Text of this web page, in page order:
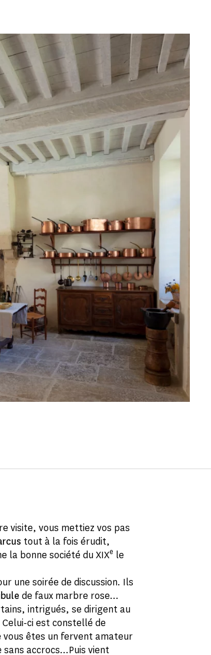
visite, vous mettiez vos pas
tout à la fois érudit,
la bonne société du XIXe le
une soirée de discussion. Ils
de faux marbre rose…
intrigués, se dirigent au
Celui-ci est constellé de
vous êtes un fervent amateur
sans accrocs…Puis vient